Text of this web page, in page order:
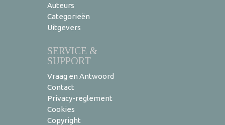
Auteurs
Categorieën
Uitgevers
SERVICE &
SUPPORT
Vraag en Antwoord
Contact
Privacy-reglement
Cookies
Copyright